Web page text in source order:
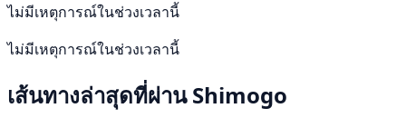
ไม่มีเหตุการณ์ในช่วงเวลานี้
ไม่มีเหตุการณ์ในช่วงเวลานี้
เส้นทางล่าสุดที่ผ่าน Shimogo